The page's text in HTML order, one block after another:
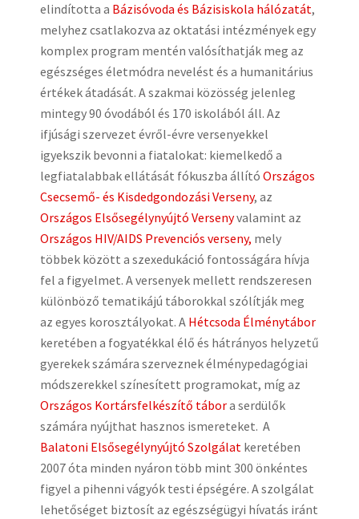
elindította a Bázisóvoda és Bázisiskola hálózatát,
melyhez csatlakozva az oktatási intézmények egy
komplex program mentén valósíthatják meg az
egészséges életmódra nevelést és a humanitárius
értékek átadását. A szakmai közösség jelenleg
mintegy 90 óvodából és 170 iskolából áll. Az
ifjúsági szervezet évről-évre versenyekkel
igyekszik bevonni a fiatalokat: kiemelkedő a
legfiatalabbak ellátását fókuszba állító Országos
Csecsemő- és Kisdedgondozási Verseny, az
Országos Elsősegélynyújtó Versenyvalamint az
Országos HIV/AIDS Prevenciós verseny, mely
többek között a szexedukáció fontosságára hívja
fel a figyelmet. A versenyek mellett rendszeresen
különböző tematikájú táborokkal szólítják meg
az egyes korosztályokat. A Hétcsoda Élménytábor
keretében a fogyatékkal élő és hátrányos helyzetű
gyerekek számára szerveznek élménypedagógiai
módszerekkel színesített programokat, míg az
Országos Kortársfelkészítő tábora serdülők
számára nyújthat hasznos ismereteket. A
Balatoni Elsősegélynyújtó Szolgálat keretében
2007 óta minden nyáron több mint 300 önkéntes
figyel a pihenni vágyók testi épségére. A szolgálat
lehetőséget biztosít az egészségügyi hívatás iránt